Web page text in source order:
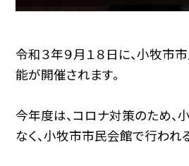
令和３年９月１８日に、小牧市
能が開催されます。
今年度は、コロナ対策のため、
なく、小牧市市民会館で行われ